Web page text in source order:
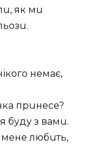
як мu
нeмaє,
прuнeсe?
буду з вaмu.
мeнe любuть,